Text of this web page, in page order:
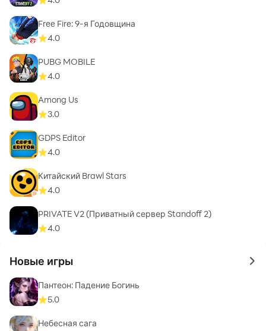
Free Fire: 9-я Годовщина
4.0
PUBG MOBILE
4.0
Among Us
3.0
GDPS Editor
4.0
Китайский Brawl Stars
4.0
PRIVATE V2 (Приватный сервер Standoff 2)
4.0
Новые игры to
Пантеон: Падение Богинь
5.0
Небесная сага